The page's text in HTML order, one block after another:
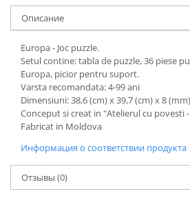
Oписание
Europa - Joc puzzle.
Setul contine: tabla de puzzle, 36 piese
Europa, picior pentru suport.
Varsta recomandata: 4-99 ani
Dimensiuni: 38,6 (cm) x 39,7 (cm) х 8 (mm)
Conceput si creat in "Atelierul cu povesti
Fabricat in Moldova
Информация о соответствии продукта
Отзывы (0)